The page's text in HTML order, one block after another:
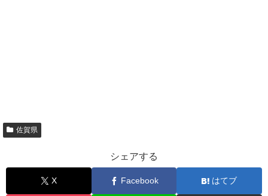
佐賀県
シェアする
X Facebook はてブ